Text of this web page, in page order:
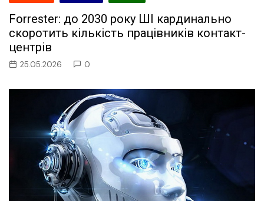
Forrester: до 2030 року ШІ кардинально
скоротить кількість працівників контакт-
центрів
25.05.2026 0